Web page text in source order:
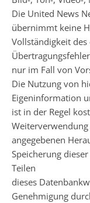
Die United News
übernimmt keine
Vollständigkeit des
nur im Fall von
Die Nutzung von
Eigeninformation
ist in der Regel
angegebenen
Speicherung
Teilen
dieses
Genehmigung